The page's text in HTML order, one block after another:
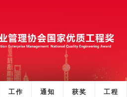
工作
通知
获奖
工程